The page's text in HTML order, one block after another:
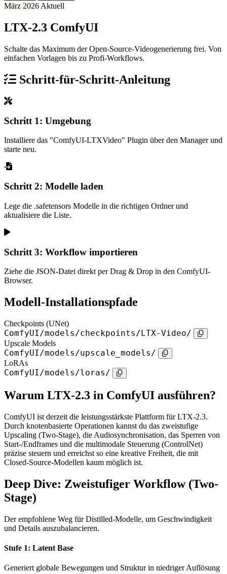
März 2026 Aktuell
LTX-2.3 ComfyUI
Schalte das Maximum der Open-Source-Videogenerierung frei. Von
einfachen Vorlagen bis zu Profi-Workflows.
Schritt-für-Schritt-Anleitung
Schritt 1: Umgebung
Installiere das "ComfyUI-LTXVideo" Plugin über den Manager und
starte neu.
Schritt 2: Modelle laden
Lege die .safetensors Modelle in die richtigen Ordner und
aktualisiere die Liste.
Schritt 3: Workflow importieren
Ziehe die JSON-Datei direkt per Drag & Drop in den ComfyUI-
Browser.
Modell-Installationspfade
Checkpoints (UNet)
ComfyUI/models/checkpoints/LTX-Video/
Upscale Models
ComfyUI/models/upscale_models/
LoRAs
ComfyUI/models/loras/
Warum LTX-2.3 in ComfyUI ausführen?
ComfyUI ist derzeit die leistungsstärkste Plattform für LTX-2.3.
Durch knotenbasierte Operationen kannst du das zweistufige
Upscaling (Two-Stage), die Audiosynchronisation, das Sperren von
Start-/Endframes und die multimodale Steuerung (ControlNet)
präzise steuern und erreichst so eine kreative Freiheit, die mit
Closed-Source-Modellen kaum möglich ist.
Deep Dive: Zweistufiger Workflow (Two-
Stage)
Der empfohlene Weg für Distilled-Modelle, um Geschwindigkeit
und Details auszubalancieren.
Stufe 1: Latent Base
Generiert globale Bewegungen und Struktur in niedriger Auflösung